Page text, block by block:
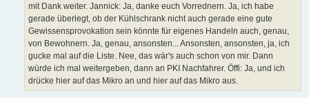
mit Dank weiter. Jannick: Ja, danke euch Vorrednern. Ja, ich habe
gerade überlegt, ob der Kühlschrank nicht auch gerade eine gute
Gewissensprovokation sein könnte für eigenes Handeln auch, genau,
von Bewohnern. Ja, genau, ansonsten... Ansonsten, ansonsten, ja, ich
gucke mal auf die Liste. Nee, das wär's auch schon von mir. Dann
würde ich mal weitergeben, dann an PKI Nachfahrer. Öffi: Ja, und ich
drücke hier auf das Mikro an und hier auf das Mikro aus.